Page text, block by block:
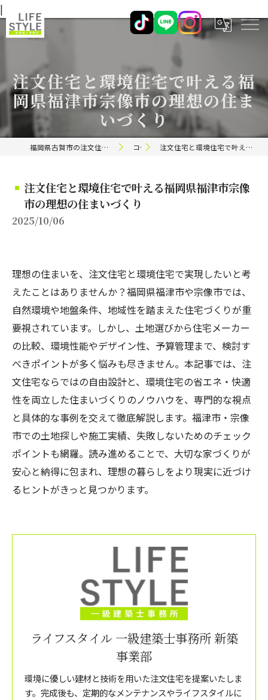
|
注文住宅と環境住宅で叶える福
岡県福津市宗像市の理想の住ま
いづくり
福岡県古賀市の注文住宅ならライフスタイル 一級建築士事務所 コラム 注文住宅と環境住宅で叶える福岡県福津市宗像市の理想の住まいづくり
注文住宅と環境住宅で叶える福岡県福津市宗像
市の理想の住まいづくり
2025/10/06
理想の住まいを、注文住宅と環境住宅で実現したいと考
えたことはありませんか？福岡県福津市や宗像市では、
自然環境や地盤条件、地域性を踏まえた住宅づくりが重
要視されています。しかし、土地選びから住宅メーカー
の比較、環境性能やデザイン性、予算管理まで、検討す
べきポイントが多く悩みも尽きません。本記事では、注
文住宅ならではの自由設計と、環境住宅の省エネ・快適
性を両立した住まいづくりのノウハウを、専門的な視点
と具体的な事例を交えて徹底解説します。福津市・宗像
市での土地探しや施工実績、失敗しないためのチェック
ポイントも網羅。読み進めることで、大切な家づくりが
安心と納得に包まれ、理想の暮らしをより現実に近づけ
るヒントがきっと見つかります。
ライフスタイル 一級建築士事務所 新築
事業部
環境に優しい建材と技術を用いた注文住宅を提案いたしま
す。完成後も、定期的なメンテナンスやライフスタイルに